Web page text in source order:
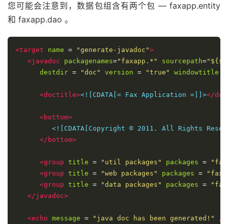
您可能会注意到，数据包组含有两个包 — faxapp.entity
和 faxapp.dao 。
<target name = "generate-javadoc">
<javadoc
packagenames="faxapp.*" sourcepath=
destdir = "doc" version = "true" windowtitle
<doctitle><![CDATA[= Fax Application =]]></
<bottom>
<![CDATA[Copyright © 2011. All Rights
</bottom>
<group title = "util packages" packages =
<group title = "web packages" packages =
<group title = "data packages" packages =
</javadoc>
<echo message = "java doc has been generated!"
/>